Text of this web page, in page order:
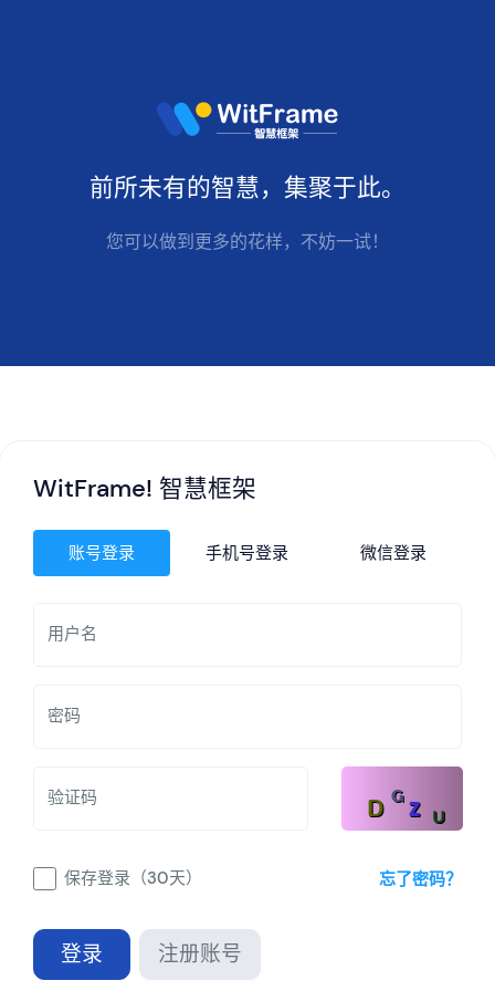
前所未有的智慧，集聚于此。
您可以做到更多的花样，不妨一试！
WitFrame! 智慧框架
账号登录 手机号登录 微信登录
用户名
密码
验证码
保存登录（30天） 忘了密码？
登录 注册账号